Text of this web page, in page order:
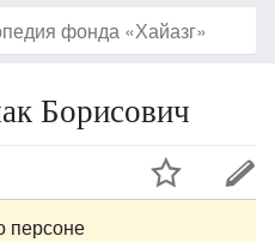
Борисович
персоне